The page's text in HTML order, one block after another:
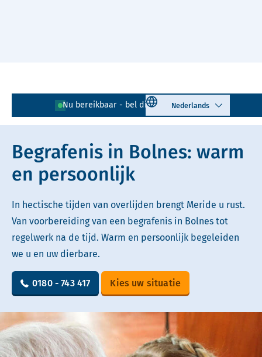
Nu bereikbaar - bel direct! 0180 - 743 417
Select language
Lees voor Uitleg woorden
Simpele tekst
Begrafenis in Bolnes: warm
en persoonlijk
In hectische tijden van overlijden brengt Meride u rust.
Van voorbereiding van een begrafenis in Bolnes tot
regelwerk na de tijd. Warm en persoonlijk begeleiden
we u en uw dierbare.
0180 - 743 417 Kies uw situatie